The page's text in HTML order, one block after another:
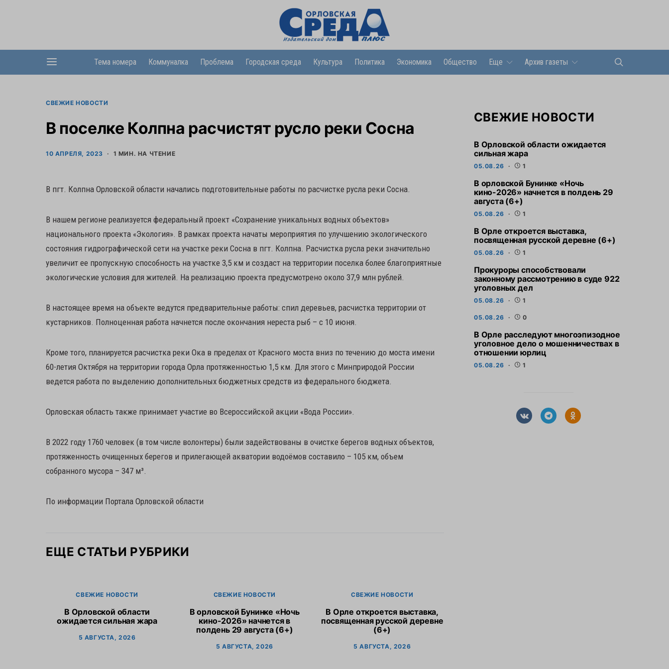
Тема номера Коммуналка Проблема Городская среда Культура Политика Экономика Общество Еще Архив газеты
СВЕЖИЕ НОВОСТИ
В поселке Колпна расчистят русло реки Сосна
10 АПРЕЛЯ, 2023 1 МИН. НА ЧТЕНИЕ
В пгт. Колпна Орловской области начались подготовительные работы по расчистке русла реки Сосна.
В нашем регионе реализуется федеральный проект «Сохранение уникальных водных объектов»
национального проекта «Экология». В рамках проекта начаты мероприятия по улучшению экологического
состояния гидрографической сети на участке реки Сосна в пгт. Колпна. Расчистка русла реки значительно
увеличит ее пропускную способность на участке 3,5 км и создаст на территории поселка более благоприятные
экологические условия для жителей. На реализацию проекта предусмотрено около 37,9 млн рублей.
В настоящее время на объекте ведутся предварительные работы: спил деревьев, расчистка территории от
кустарников. Полноценная работа начнется после окончания нереста рыб – с 10 июня.
Кроме того, планируется расчистка реки Ока в пределах от Красного моста вниз по течению до моста имени
60-летия Октября на территории города Орла протяженностью 1,5 км. Для этого с Минприродой России
ведется работа по выделению дополнительных бюджетных средств из федерального бюджета.
Орловская область также принимает участие во Всероссийской акции «Вода России».
В 2022 году 1760 человек (в том числе волонтеры) были задействованы в очистке берегов водных объектов,
протяженность очищенных берегов и прилегающей акватории водоёмов составило – 105 км, объем
собранного мусора – 347 м³.
По информации Портала Орловской области
ЕЩЕ СТАТЬИ РУБРИКИ
СВЕЖИЕ НОВОСТИ
В Орловской области
ожидается сильная жара
5 АВГУСТА, 2026
СВЕЖИЕ НОВОСТИ
В орловской Бунинке «Ночь
кино-2026» начнется в
полдень 29 августа (6+)
5 АВГУСТА, 2026
СВЕЖИЕ НОВОСТИ
В Орле откроется выставка,
посвященная русской деревне
(6+)
5 АВГУСТА, 2026
СВЕЖИЕ НОВОСТИ
В Орловской области ожидается
сильная жара
05.08.26 1
В орловской Бунинке «Ночь
кино-2026» начнется в полдень 29
августа (6+)
05.08.26 1
В Орле откроется выставка,
посвященная русской деревне (6+)
05.08.26 1
Прокуроры способствовали
законному рассмотрению в суде 922
уголовных дел
05.08.26 1
05.08.26 0
В Орле расследуют многоэпизодное
уголовное дело о мошенничествах в
отношении юрлиц
05.08.26 1